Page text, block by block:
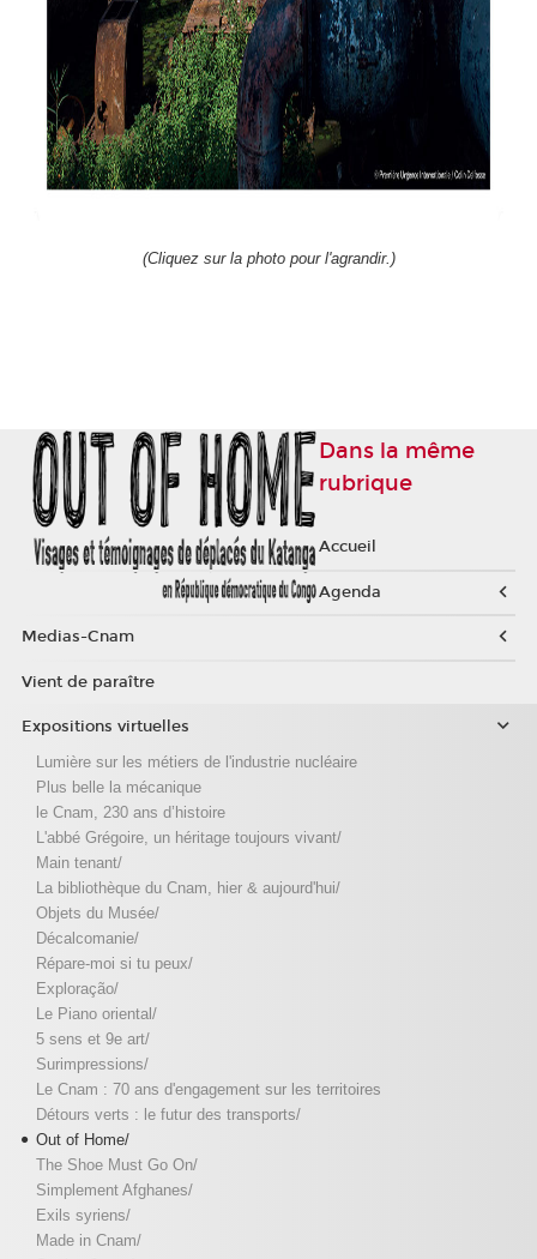
(Cliquez sur la photo pour l'agrandir.)
Dans la même
rubrique
Accueil
Agenda
Medias-Cnam
Vient de paraître
Expositions virtuelles
Lumière sur les métiers de l'industrie nucléaire
Plus belle la mécanique
le Cnam, 230 ans d’histoire
L'abbé Grégoire, un héritage toujours vivant/
Main tenant/
La bibliothèque du Cnam, hier & aujourd'hui/
Objets du Musée/
Décalcomanie/
Répare-moi si tu peux/
Exploração/
Le Piano oriental/
5 sens et 9e art/
Surimpressions/
Le Cnam : 70 ans d'engagement sur les territoires
Détours verts : le futur des transports/
Out of Home/
The Shoe Must Go On/
Simplement Afghanes/
Exils syriens/
Made in Cnam/